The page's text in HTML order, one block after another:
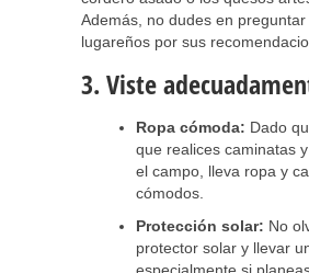
Además, no dudes en preguntar
lugareños por sus
3. Viste
Ropa cómoda: Dado
que realices caminatas
el campo, lleva ropa y
cómodos.
Protección solar: No
protector solar y llevar